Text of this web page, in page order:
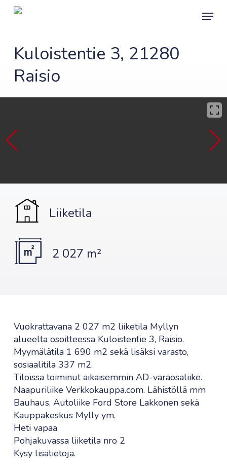
Skip
Menu
Kuloistentie 3, 21280
Raisio
Liiketila
2 027 m²
Vuokrattavana 2 027 m2 liiketila Myllyn
alueelta osoitteessa Kuloistentie 3, Raisio.
Myymälätila 1 690 m2 sekä lisäksi varasto,
sosiaalitila 337 m2.
Tiloissa toiminut aikaisemmin AD-varaosaliike.
Naapuriliike Verkkokauppa.com. Lähistöllä mm
Bauhaus, Autoliike Ford Store Lakkonen sekä
Kauppakeskus Mylly ym.
Heti vapaa
Pohjakuvassa liiketila nro 2
Kysy lisätietoja.